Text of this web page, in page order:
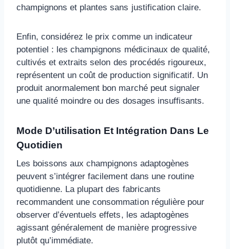
champignons et plantes sans justification claire.
Enfin, considérez le prix comme un indicateur
potentiel : les champignons médicinaux de qualité,
cultivés et extraits selon des procédés rigoureux,
représentent un coût de production significatif. Un
produit anormalement bon marché peut signaler
une qualité moindre ou des dosages insuffisants.
Mode D’utilisation Et Intégration Dans Le
Quotidien
Les boissons aux champignons adaptogènes
peuvent s’intégrer facilement dans une routine
quotidienne. La plupart des fabricants
recommandent une consommation régulière pour
observer d’éventuels effets, les adaptogènes
agissant généralement de manière progressive
plutôt qu’immédiate.